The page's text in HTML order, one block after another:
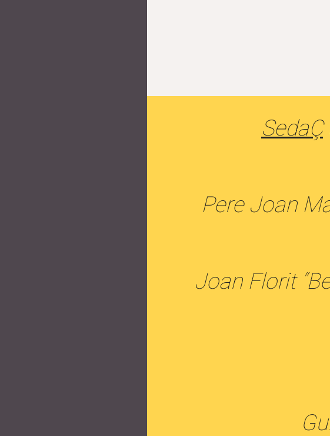
SedaÇ
Pere Joan
Joan Florit